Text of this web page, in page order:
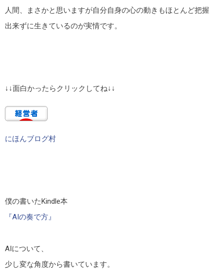
人間、まさかと思いますが自分自身の心の動きもほとんど把握
出来ずに生きているのが実情です。
↓↓面白かったらクリックしてね↓↓
にほんブログ村
僕の書いたKindle本
『AIの奏で方』
AIについて、
少し変な角度から書いています。